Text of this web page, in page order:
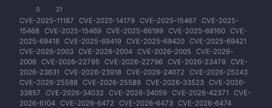
0 21
CVE-2025-11187 CVE-2025-14179 CVE-2025-15467
CVE-2025-
15468 CVE-2025-15469 CVE-2025-66199 CVE-2025-68160 CVE-
2025-69418 CVE-2025-69419 CVE-2025-69420 CVE-2025-69421
CVE-2026-2003 CVE-2026-2004 CVE-2026-2005
CVE-2026-
2006 CVE-2026-22795 CVE-2026-22796 CVE-2026-23479 CVE-
2026-23631
CVE-2026-23918 CVE-2026-24072
CVE-2026-25243
CVE-2026-25588 CVE-2026-25589 CVE-2026-33523 CVE-2026-
33857
CVE-2026-34032 CVE-2026-34059 CVE-2026-42371
CVE-
2026-6104 CVE-2026-6472 CVE-2026-6473 CVE-2026-6474